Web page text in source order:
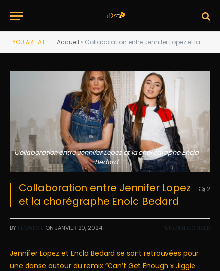
YOU ARE AT: Accueil » Collaboration entre Jennifer Lopez et la chorégraphe Enola Bedard
Collaboration entre Jennifer Lopez et la chorégraphe Enola
Bedard
Collaboration entre Jennifer Lopez
et la chorégraphe Enola Bedard
2
BY FLOWESIE ON JANVIER 20, 2024 UNCATEGORIZED
Jennifer Lopez et Enola Bedard se sont retrouvées pour
une danse autour du remix “Can’t Get Enough x Jiggie